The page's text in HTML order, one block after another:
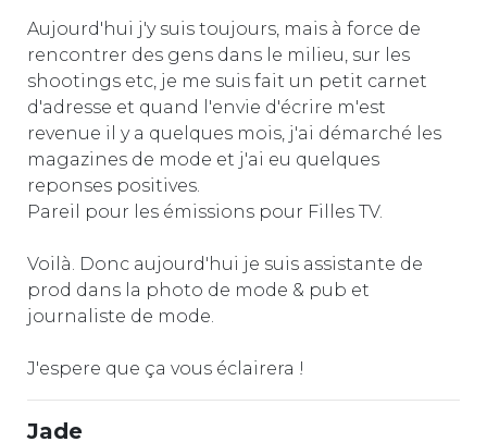
Aujourd'hui j'y suis toujours, mais à force de
rencontrer des gens dans le milieu, sur les
shootings etc, je me suis fait un petit carnet
d'adresse et quand l'envie d'écrire m'est
revenue il y a quelques mois, j'ai démarché les
magazines de mode et j'ai eu quelques
reponses positives.
Pareil pour les émissions pour Filles TV.
Voilà. Donc aujourd'hui je suis assistante de
prod dans la photo de mode & pub et
journaliste de mode.
J'espere que ça vous éclairera !
Jade